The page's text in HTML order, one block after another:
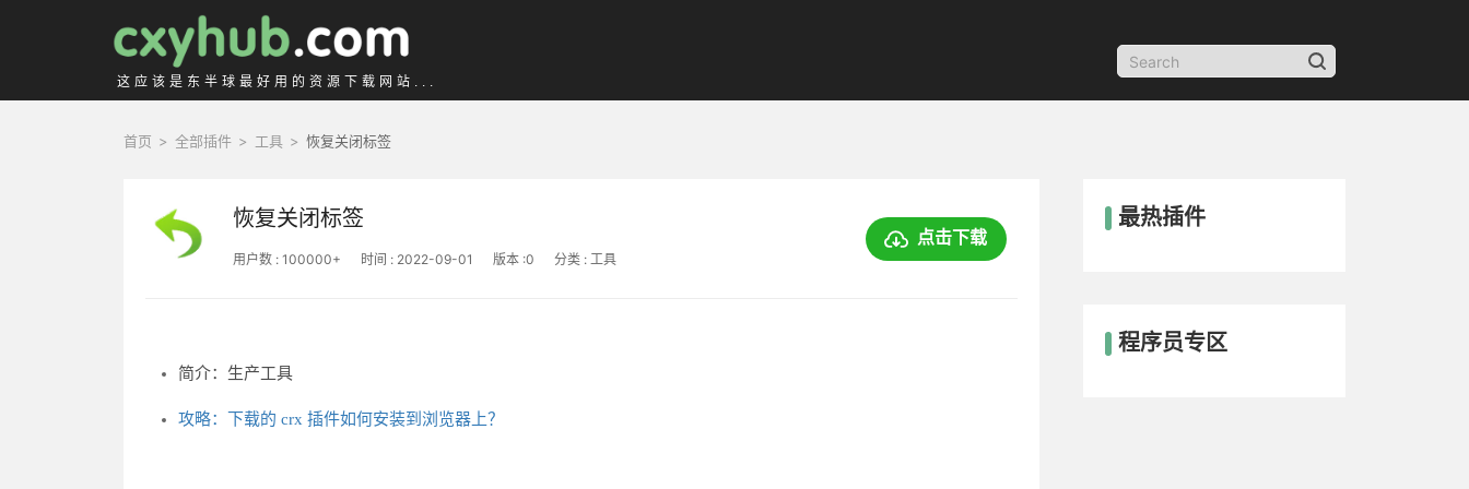
这应该是东半球最好用的资源下载网站...
首页 > 全部插件 > 工具 > 恢复关闭标签
恢复关闭标签
用户数 : 100000+ 时间 : 2022-09-01 版本 :0 分类 : 工具
点击下载
简介：生产工具
攻略：下载的 crx 插件如何安装到浏览器上？
最热插件
程序员专区